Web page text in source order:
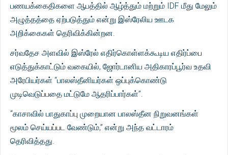
பணயக்கைதிகளை ஆபத்தில் ஆழ்த்தும் மற்றும் IDF மீது மேலும்
அழுத்தத்தை ஏற்படுத்தும் என்று இஸ்ரேலிய ஊடக
அறிக்கைகள் தெரிவிக்கின்றன.
சர்வதேச அளவில் இஸ்ரேல் எதிர்கொள்ளக்கூடிய எதிர்ப்பை
எடுத்துக்காட்டும் வகையில், ஜோர்டானிய அதிகாரப்பூர்வ உதவி
அரேபியர்கள் “பாலஸ்தீனியர்கள் ஒப்புக்கொண்டு
முடிவெடுப்பதை மட்டுமே ஆதரிப்பார்கள்”.
“காசாவில் பாதுகாப்பு முறையான பாலஸ்தீன நிறுவனங்கள்
மூலம் செய்யப்பட வேண்டும்,” என்று அந்த வட்டாரம்
தெரிவித்தது.